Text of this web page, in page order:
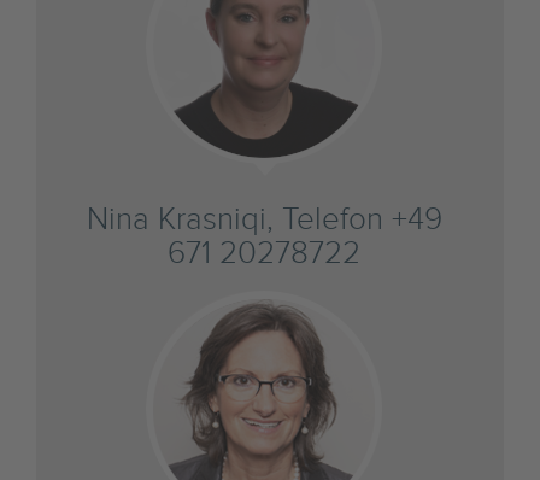
Nina Krasniqi, Telefon +49
671 20278722